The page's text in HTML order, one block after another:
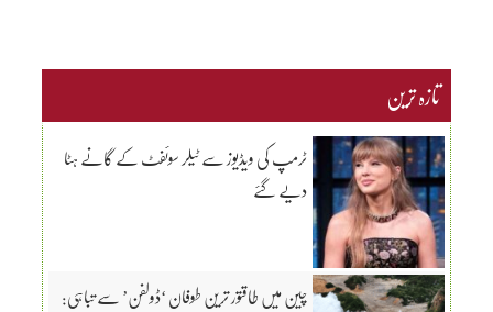
تازہ ترین
ٹرمپ کی ویڈیوز سے ٹیلر سوئفٹ کے گانے ہٹا
دیے گئے
چین میں طاقتور ترین طوفان ‘ڈولفن’ سے تباہی: